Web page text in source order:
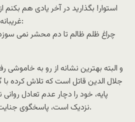
استوار! بگذاريد در آخر يادی هم
غريبانه رفت و در وبلاگش نوشت:
و البته بهترين نشانه از رو به خاموشی
جلال الدين قاتل است که تلاش کرده
پايه، خود را دچار عدم تعادل
نزديک است، پاسخگوی جنايت خويش در طالقان نباشد.